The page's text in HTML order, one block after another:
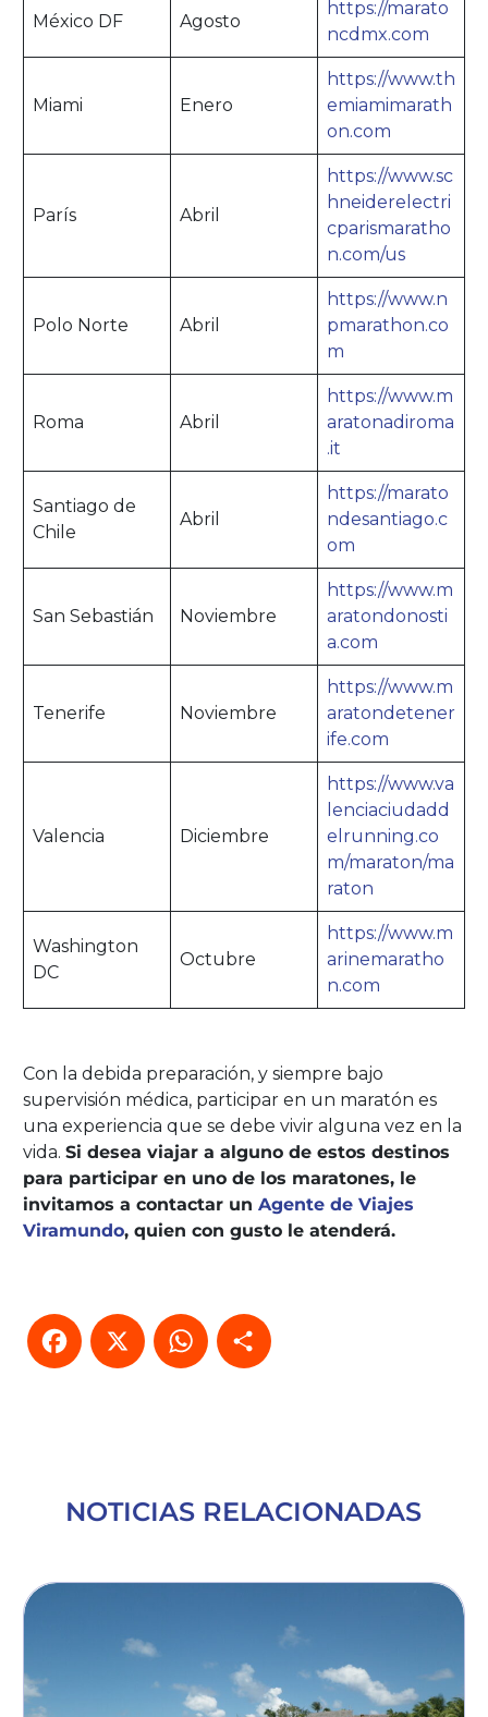
Facebook
X WhatsAppCompartir
México DF Agosto
https://marato
ncdmx.com
Miami Enero
https://www.th
emiamimarath
on.com
París Abril
https://www.sc
hneiderelectri
cparismaratho
n.com/us
Polo Norte Abril
https://www.n
pmarathon.co
m
Roma Abril
https://www.m
aratonadiroma
.it
Santiago de
Chile
Abril
https://marato
ndesantiago.c
om
San Sebastián Noviembre
https://www.m
aratondonosti
a.com
Tenerife Noviembre
https://www.m
aratondetener
ife.com
Valencia Diciembre
https://www.va
lenciaciudadd
elrunning.co
m/maraton/ma
raton
Washington
DC
Octubre
https://www.m
arinemaratho
n.com
Con la debida preparación, y siempre bajo
supervisión médica, participar en un maratón es
una experiencia que se debe vivir alguna vez en la
vida. Si desea viajar a alguno de estos destinos
para participar en uno de los maratones, le
invitamos a contactar un Agente de Viajes
Viramundo, quien con gusto le atenderá.
NOTICIAS RELACIONADAS